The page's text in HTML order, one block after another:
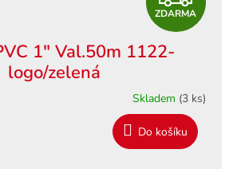
D
R
M
ZDARMA
1" Val.50m 1122-
logo/zelená
Skladem (3 ks)
Do košíku